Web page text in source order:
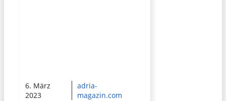
6. März
2023
adria-
magazin.com